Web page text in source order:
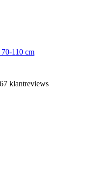
110 cm
klantreviews